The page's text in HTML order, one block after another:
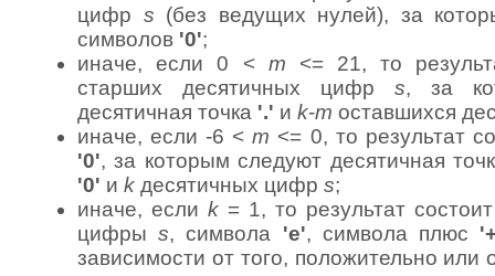
цифр s (без ведущих нулей), за
символов '0';
иначе, если 0 < m <= 21, то
старших десятичных цифр s, за
десятичная точка '.' и k-m оставшихся
иначе, если -6 <m <= 0, то результат
'0', за которым следуют десятичная
'0' и k десятичных цифр s;
иначе, если k = 1, то результат
цифрыs, символа 'e', символа плюс
зависимости от того, положительно или